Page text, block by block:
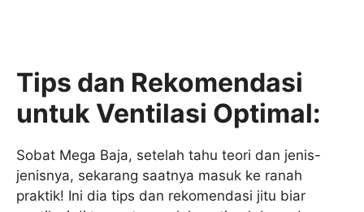
Tips dan Rekomendasi
untuk Ventilasi Optimal:
Sobat Mega Baja, setelah tahu teori dan jenis-
jenisnya, sekarang saatnya masuk ke ranah
praktik! Ini dia tips dan rekomendasi jitu biar